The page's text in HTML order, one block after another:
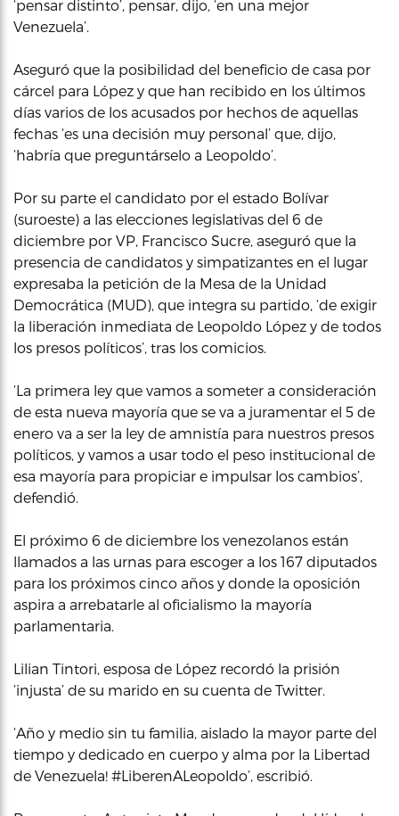
‘pensar distinto’, pensar, dijo, ‘en una mejor
Venezuela’.
Aseguró que la posibilidad del beneficio de casa por
cárcel para López y que han recibido en los últimos
días varios de los acusados por hechos de aquellas
fechas ‘es una decisión muy personal’ que, dijo,
‘habría que preguntárselo a Leopoldo’.
Por su parte el candidato por el estado Bolívar
(suroeste) a las elecciones legislativas del 6 de
diciembre por VP, Francisco Sucre, aseguró que la
presencia de candidatos y simpatizantes en el lugar
expresaba la petición de la Mesa de la Unidad
Democrática (MUD), que integra su partido, ‘de exigir
la liberación inmediata de Leopoldo López y de todos
los presos políticos’, tras los comicios.
‘La primera ley que vamos a someter a consideración
de esta nueva mayoría que se va a juramentar el 5 de
enero va a ser la ley de amnistía para nuestros presos
políticos, y vamos a usar todo el peso institucional de
esa mayoría para propiciar e impulsar los cambios’,
defendió.
El próximo 6 de diciembre los venezolanos están
llamados a las urnas para escoger a los 167 diputados
para los próximos cinco años y donde la oposición
aspira a arrebatarle al oficialismo la mayoría
parlamentaria.
Lilian Tintori, esposa de López recordó la prisión
‘injusta’ de su marido en su cuenta de Twitter.
‘Año y medio sin tu familia, aislado la mayor parte del
tiempo y dedicado en cuerpo y alma por la Libertad
de Venezuela! #LiberenALeopoldo’, escribió.